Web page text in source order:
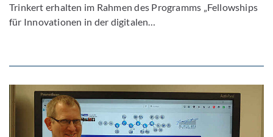
Trinkert erhalten im Rahmen des Programms „Fellowships
für Innovationen in der digitalen…